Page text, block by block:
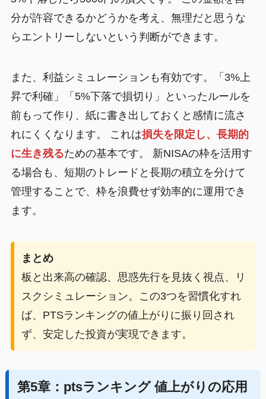
分が許容できるかどうかを考え、無理だと思うな
らエントリーしないという判断ができます。
また、利益シミュレーションも有効です。「3%上
昇で利確」「5%下落で損切り」といったルールを
前もって作り、紙に書き出しておくと感情に流さ
れにくくなります。 これは損失を限定し、長期的
に生き残るための基本です。 新NISAの枠を活用す
る場合も、短期のトレードと長期の積立を分けて
管理することで、枠を浪費せず効率的に運用でき
ます。
まとめ
板と出来高の確認、思惑先行を見抜く視点、リ
スクシミュレーション。この3つを習慣化すれ
ば、PTSランキングの値上がりに振り回され
ず、安定した投資が実現できます。
第5章：ptsランキング 値上がりの応用